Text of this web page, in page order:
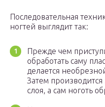
Последовательная
ногтей выглядит так:
Прежде чем
обработать саму
делается
Затем
слоя, а сам ноготь